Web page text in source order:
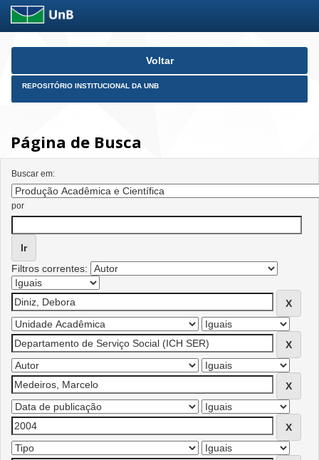
Skip
Voltar
REPOSITÓRIO INSTITUCIONAL DA UNB
Página de Busca
Buscar em:
por
Filtros correntes: